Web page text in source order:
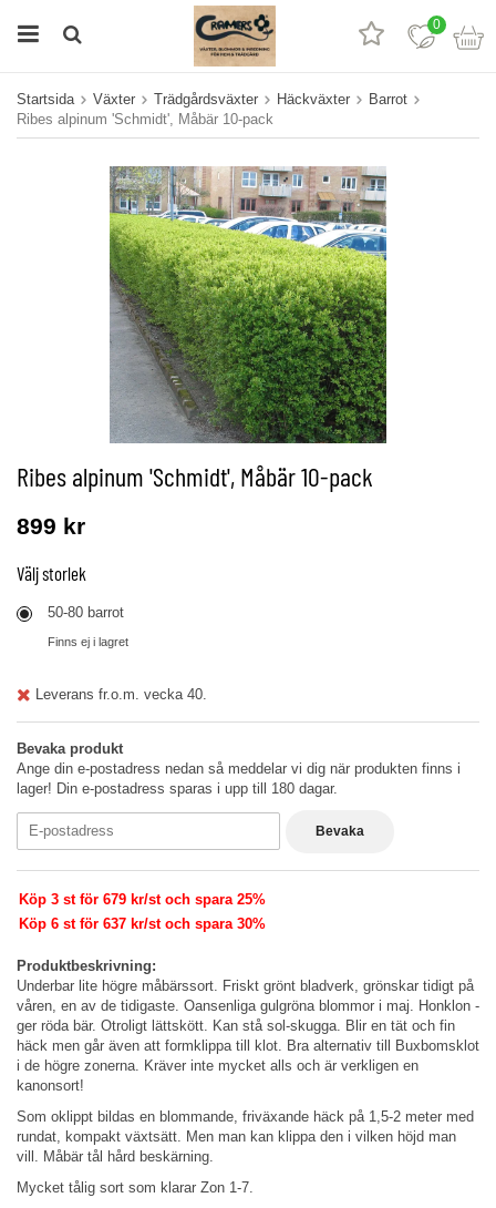
0
Startsida Växter Trädgårdsväxter Häckväxter
Barrot
Ribes alpinum 'Schmidt', Måbär 10-pack
Ribes alpinum 'Schmidt', Måbär 10-pack
899 kr
Väljstorlek
50-80 barrot
Finns ej i lagret
Leverans fr.o.m. vecka 40.
Bevaka produkt
Ange din e-postadress nedan så meddelar vi dig när produkten finns i
lager! Din e-postadress sparas i upp till 180 dagar.
Bevaka
Köp 3 st för 679 kr/st och spara 25%
Köp 6 st för 637 kr/st och spara 30%
Produktbeskrivning:
Underbar lite högre måbärssort. Friskt grönt bladverk, grönskar tidigt på
våren, en av de tidigaste. Oansenliga gulgröna blommor i maj. Honklon -
ger röda bär. Otroligt lättskött. Kan stå sol-skugga. Blir en tät och fin
häck men går även att formklippa till klot. Bra alternativ till Buxbomsklot
i de högre zonerna. Kräver inte mycket alls och är verkligen en
kanonsort!
Som oklippt bildas en blommande, friväxande häck på 1,5-2 meter med
rundat, kompakt växtsätt. Men man kan klippa den i vilken höjd man
vill. Måbär tål hård beskärning.
Mycket tålig sort som klarar Zon 1-7.